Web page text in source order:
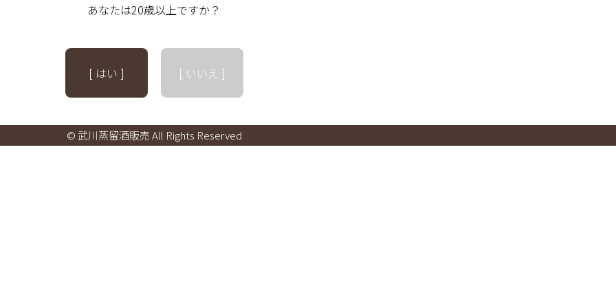
あなたは20歳以上ですか？
[ はい ] [ いいえ ]
© 武川蒸留酒販売 All Rights Reserved